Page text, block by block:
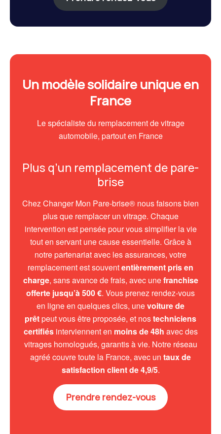
Un modèle solidaire unique en
France
Le spécialiste du remplacement de vitrage
automobile, partout en France
Plus q’un remplacement de pare-
brise
Chez Changer Mon Pare-brise® nous faisons bien
plus que remplacer un vitrage. Chaque
intervention est pensée pour vous simplifier la vie
tout en servant une cause essentielle. Grâce à
notre partenariat avec les assurances, votre
remplacement est souvententièrement pris en
charge, sans avance de frais, avec unefranchise
offerte jusqu’à 500 €. Vous prenez rendez-vous
en ligne en quelques clics, unevoiture de
prêtpeut vous être proposée, et nostechniciens
certifiésinterviennent en moins de 48h avec des
vitrages homologués, garantis à vie. Notre réseau
agréé couvre toute la France, avec un taux de
satisfaction client de 4,9/5.
Prendre rendez-vous